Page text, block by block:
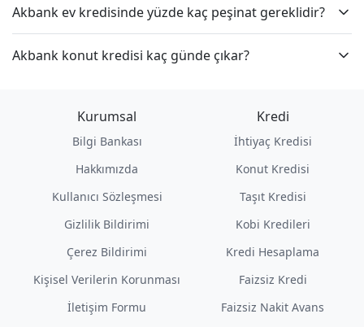
Akbank ev kredisinde yüzde kaç peşinat gereklidir?
Akbank konut kredisi kaç günde çıkar?
Kurumsal
Bilgi Bankası
Hakkımızda
Kullanıcı Sözleşmesi
Gizlilik Bildirimi
Çerez Bildirimi
Kişisel Verilerin Korunması
İletişim Formu
Kredi
İhtiyaç Kredisi
Konut Kredisi
Taşıt Kredisi
Kobi Kredileri
Kredi Hesaplama
Faizsiz Kredi
Faizsiz Nakit Avans